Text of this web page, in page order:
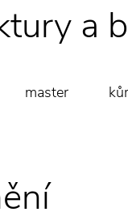
a
master